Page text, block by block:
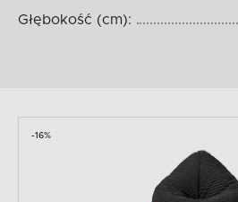
Głębokość (cm):
-16%